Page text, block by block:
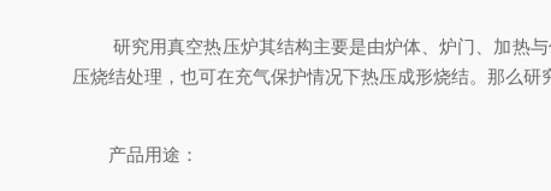
研究用真空热压炉其结构主要是由炉体、炉门、加热与
压烧结处理，也可在充气保护情况下热压成形烧结。那么
产品用途：